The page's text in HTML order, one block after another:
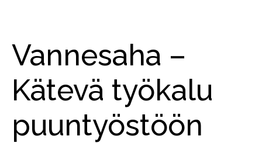
Vannesaha –
Kätevä työkalu
puuntyöstöön